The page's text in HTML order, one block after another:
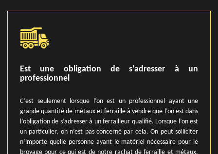
Est une obligation de s’adresser à un
professionnel
C’est seulement lorsque l’on est un professionnel ayant une
grande quantité de métaux et ferraille à vendre que l’on est dans
l’obligation de s’adresser à un ferrailleur qualifié. Lorsque l’on est
un particulier, on n’est pas concerné par cela. On peut solliciter
n’importe quelle personne ayant le matériel nécessaire pour le
broyage pour ce qui est de notre rachat de ferraille et métaux.